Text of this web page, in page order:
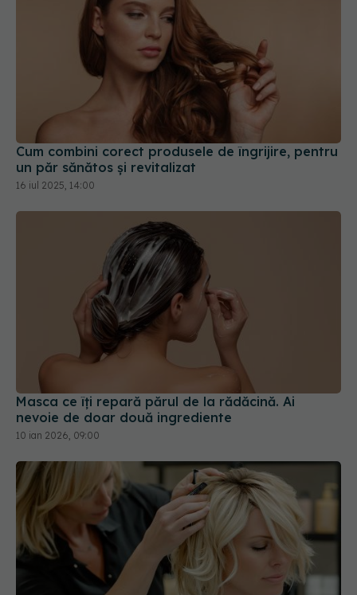
Cum combini corect produsele de îngrijire, pentru
un păr sănătos și revitalizat
16 iul 2025, 14:00
Masca ce îți repară părul de la rădăcină. Ai
nevoie de doar două ingrediente
10 ian 2026, 09:00